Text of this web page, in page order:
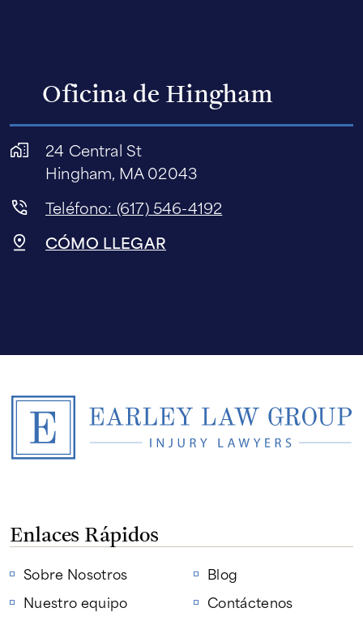
Oficina de Hingham
24 Central St
Hingham, MA 02043
Teléfono: (617) 546-4192
CÓMO LLEGAR
Enlaces Rápidos
Sobre Nosotros
Nuestro equipo
Blog
Contáctenos